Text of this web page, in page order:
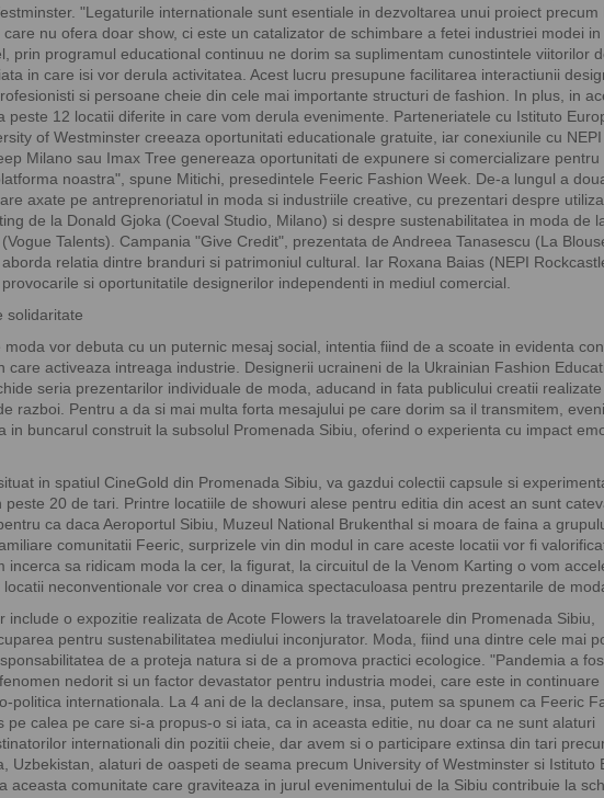
"Legaturile internationale sunt esentiale in dezvoltarea unui proiect precum
care nu ofera doar show, ci este un catalizator de schimbare a fetei industriei modei in
prin programul educational continuu ne dorim sa suplimentam cunostintele viitorilor
in care isi vor derula activitatea. Acest lucru presupune facilitarea interactiunii
si persoane cheie din cele mai importante structuri de fashion. In plus, in
peste 12 locatii diferite in care vom derula evenimente. Parteneriatele cu Istituto
of Westminster creeaza oportunitati educationale gratuite, iar conexiunile cu NEPI
Milano sau Imax Tree genereaza oportunitati de expunere si comercializare pentru
noastra", spune Mitichi, presedintele Feeric Fashion Week. De-a lungul a
axate pe antreprenoriatul in moda si industriile creative, cu prezentari despre
de la Donald Gjoka (Coeval Studio, Milano) si despre sustenabilitatea in moda de
Talents). Campania "Give Credit", prezentata de Andreea Tanasescu (La
relatia dintre branduri si patrimoniul cultural. Iar Roxana Baias (NEPI
si oportunitatile designerilor independenti in mediul comercial.
solidaritate
moda vor debuta cu un puternic mesaj social, intentia fiind de a scoate in evidenta
care activeaza intreaga industrie. Designerii ucraineni de la Ukrainian Fashion
seria prezentarilor individuale de moda, aducand in fata publicului creatii realizate
razboi. Pentru a da si mai multa forta mesajului pe care dorim sa il transmitem,
in buncarul construit la subsolul Promenada Sibiu, oferind o experienta cu impact
in spatiul CineGold din Promenada Sibiu, va gazdui colectii capsule si
peste 20 de tari. Printre locatiile de showuri alese pentru editia din acest an sunt
ca daca Aeroportul Sibiu, Muzeul National Brukenthal si moara de faina a
comunitatii Feeric, surprizele vin din modul in care aceste locatii vor fi
incerca sa ridicam moda la cer, la figurat, la circuitul de la Venom Karting o vom
locatii neconventionale vor crea o dinamica spectaculoasa pentru prezentarile de
include o expozitie realizata de Acote Flowers la travelatoarele din Promenada Sibiu,
pentru sustenabilitatea mediului inconjurator. Moda, fiind una dintre cele mai
de a proteja natura si de a promova practici ecologice. "Pandemia a
nedorit si un factor devastator pentru industria modei, care este in continuare
politica internationala. La 4 ani de la declansare, insa, putem sa spunem ca Feeric
pe calea pe care si-a propus-o si iata, ca in aceasta editie, nu doar ca ne sunt alaturi
internationali din pozitii cheie, dar avem si o participare extinsa din tari
Uzbekistan, alaturi de oaspeti de seama precum University of Westminster si Istituto
aceasta comunitate care graviteaza in jurul evenimentului de la Sibiu contribuie la